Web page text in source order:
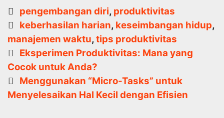
Categories
pengembangan diri, produktivitas
Tags
keberhasilan harian, keseimbangan hidup,
manajemen waktu,tips produktivitas
Post
navigation
Eksperimen Produktivitas: Mana yang
Cocok untuk Anda?
Menggunakan “Micro-Tasks” untuk
Menyelesaikan Hal Kecil dengan Efisien